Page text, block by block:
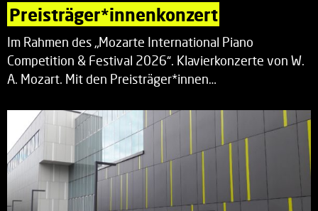
Preisträger*innenkonzert
Im Rahmen des „Mozarte International Piano
Competition & Festival 2026“. Klavierkonzerte von W.
A. Mozart. Mit den Preisträger*innen…